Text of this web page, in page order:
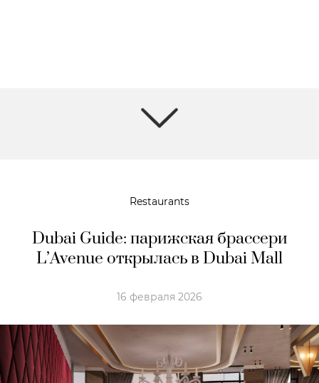
Restaurants
Dubai Guide: парижская брассери
L’Avenue открылась в Dubai Mall
16 февраля 2026